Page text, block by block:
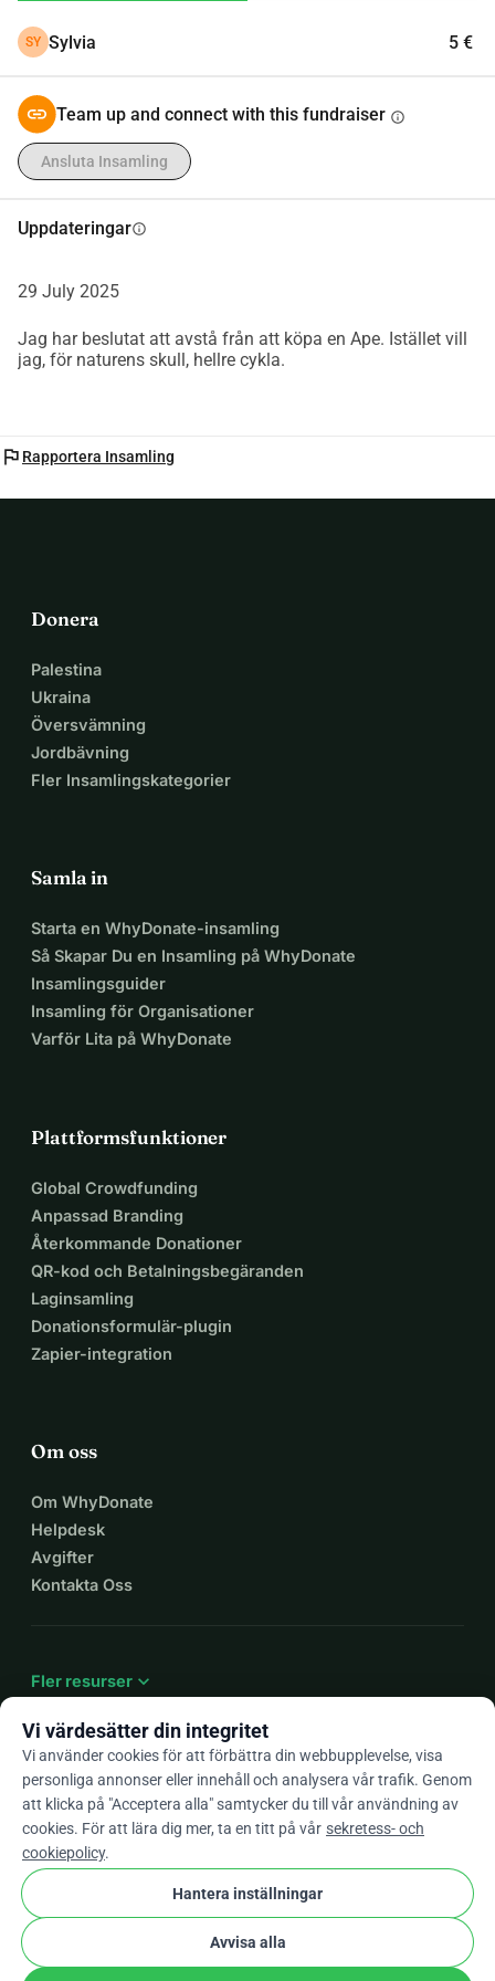
för att förverkliga min dröm. Varje euro hjälper mig att
Varje bidrag tar mig ett steg närmare målet.
Jag planerar också att dokumentera resan på Youtube så
att ni alla kan vara en del av den.
Dela, skänk, sprid ordet allt hjälper.
SY Sylvia 5 €
Team up and connect with this fundraiser info
Ansluta Insamling
Uppdateringarinfo
29 July 2025
Jag har beslutat att avstå från att köpa en Ape. Istället vill
jag, för naturens skull, hellre cykla.
flag Rapportera Insamling
Donera
Palestina
Ukraina
Översvämning
Jordbävning
Fler Insamlingskategorier
Samla in
Starta en WhyDonate-insamling
Så Skapar Du en Insamling på WhyDonate
Insamlingsguider
Insamling för Organisationer
Varför Lita på WhyDonate
Plattformsfunktioner
Global Crowdfunding
Anpassad Branding
Återkommande Donationer
QR-kod och Betalningsbegäranden
Laginsamling
Donationsformulär-plugin
Zapier-integration
Om oss
Om WhyDonate
Helpdesk
Avgifter
Kontakta Oss
Fler resurser expand_more
Sv arrow_drop_down
★★★★★4,9 / 5 baserat på 500+ omdömen
WhyDonateIntegritet och cookies
Villkor och bestämmelser
Vi värdesätter din integritet
Vi använder cookies för att förbättra din webbupplevelse, visa
personliga annonser eller innehåll och analysera vår trafik. Genom
att klicka på "Acceptera alla" samtycker du till vår användning av
cookies. För att lära dig mer, ta en titt på vår sekretess- och
cookiepolicy.
Hantera inställningar
Avvisa alla